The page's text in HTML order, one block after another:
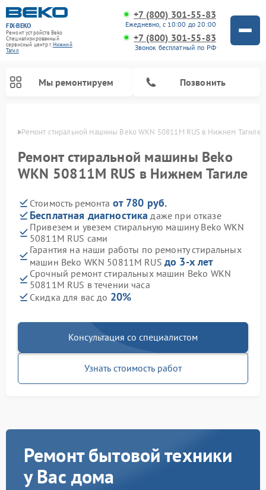
FIX-BEKO
Ремонт устройств Beko
Специализированный
cервисный центр г.Нижний
Тагил
+7 (800) 301-55-83
Ежедневно, с 10:00 до 20:00
+7 (800) 301-55-83
Звонок бесплатный по РФ
Мы ремонтируем Позвонить
Ремонт стиральной машины Beko WKN 50811M RUS в Нижнем Тагиле
Ремонт стиральной машины Beko
WKN 50811M RUS в Нижнем Тагиле
Стоимость ремонта от 780 руб.
Бесплатная диагностика даже при отказе
Привезем и увезем стиральную машину Beko WKN
50811M RUS сами
Гарантия на наши работы по ремонту стиральных
машин Beko WKN 50811M RUS до 3-х лет
Срочный ремонт стиральных машин Beko WKN
50811M RUS в течении часа
Скидка для вас до 20%
Консультация со специалистом
Узнать стоимость работ
Ремонт бытовой техники
у Вас дома